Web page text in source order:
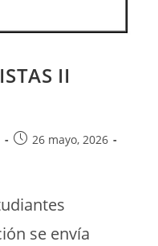
II
26 mayo, 2026
se envía